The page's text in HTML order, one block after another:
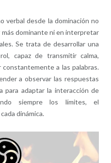
verbal desde la dominación no
dominante ni en interpretar
Se trata de desarrollar una
capaz de transmitir calma,
a las palabras.
a observar las respuestas
para adaptar la interacción de
siempre los límites, el
dinámica.